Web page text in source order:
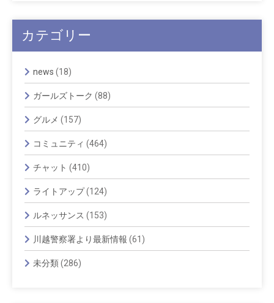
カテゴリー
news (18)
ガールズトーク (88)
グルメ (157)
コミュニティ (464)
チャット (410)
ライトアップ(124)
ルネッサンス (153)
川越警察署より最新情報 (61)
未分類(286)